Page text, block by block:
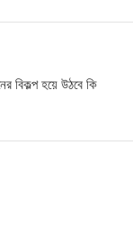
বিকল্প হয়ে উঠবে কি